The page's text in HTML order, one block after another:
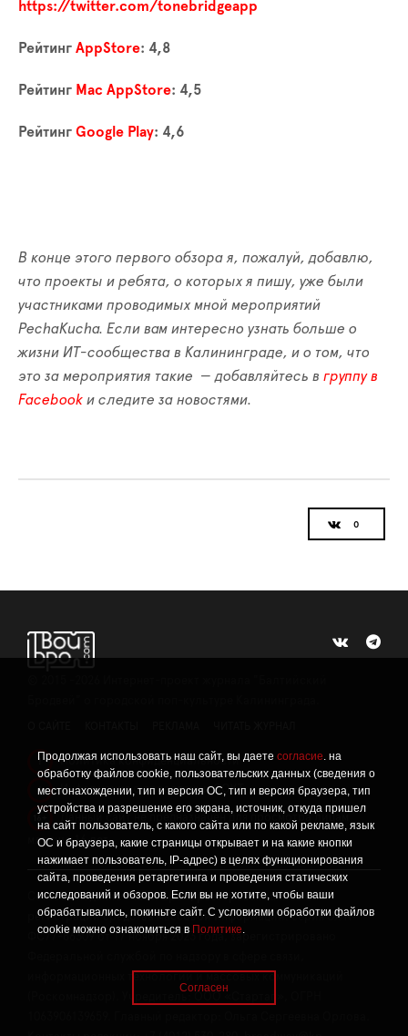
Продолжая использовать наш сайт, вы даете согласие. на
обработку файлов cookie, пользовательских данных (сведения о
местонахождении, тип и версия ОС, тип и версия браузера, тип
устройства и разрешение его экрана, источник, откуда пришел
на сайт пользователь, с какого сайта или по какой рекламе, язык
ОС и браузера, какие страницы открывает и на какие кнопки
нажимает пользователь, IP-адрес) в целях функционирования
сайта, проведения ретаргетинга и проведения статических
исследований и обзоров. Если вы не хотите, чтобы ваши
обрабатывались, покиньте сайт. С условиями обработки файлов
cookie можно ознакомиться в Политике.
Согласен
https://twitter.com/tonebridgeapp
Рейтинг AppStore: 4,8
Рейтинг Mac AppStore: 4,5
Рейтинг Google Play: 4,6
В конце этого первого обзора я, пожалуй, добавлю,
что проекты и ребята, о которых я пишу, уже были
участниками проводимых мной мероприятий
PechaKucha. Если вам интересно узнать больше о
жизни ИТ-сообщества в Калининграде, и о том, что
это за мероприятия такие — добавляйтесь в группу в
Facebook и следите за новостями.
! Политика конфиденциальности
! Информация о проведении СОУТ
Данный сайт не предназначен для просмотра лицам
младше 16 лет.
Сетевое издание «Твой Бро», реестровая запись о
регистрации средства массовой информации: серия Эл №